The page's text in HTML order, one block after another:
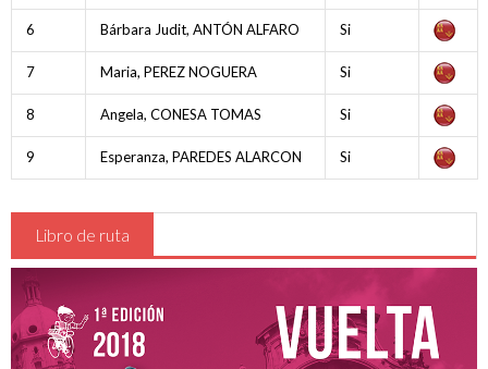
Hospitales
Vestuarios - Duchas
Recorrido
CADETES
JUNIOR y ÉLITE-SUB23
Clasificaciones
Participantes
6 Bárbara Judit, ANTÓN ALFARO Si
7 Maria, PEREZ NOGUERA Si
8 Angela, CONESA TOMAS Si
9 Esperanza, PAREDES ALARCON Si
Libro de ruta